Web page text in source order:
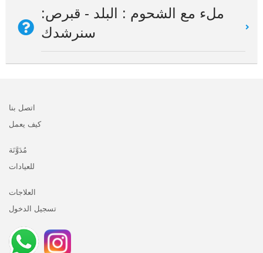
ملء مع الشحوم : البلد - قبرص:
سنرشدك
اتصل بنا
كيف يعمل
مُدَوَّنَة
للعيادات
العلاجات
تسجيل الدخول